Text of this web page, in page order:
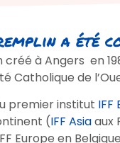
a été
à Angers en
Catholique de
premier institut IFF
(IFF Asiaaux
Europe en